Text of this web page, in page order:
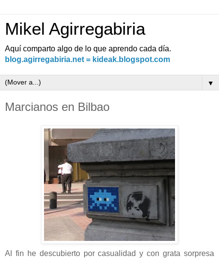
Mikel Agirregabiria
Aquí comparto algo de lo que aprendo cada día.
blog.agirregabiria.net = kideak.blogspot.com
▼
Marcianos en Bilbao
Al fin he descubierto por casualidad y con grata sorpresa